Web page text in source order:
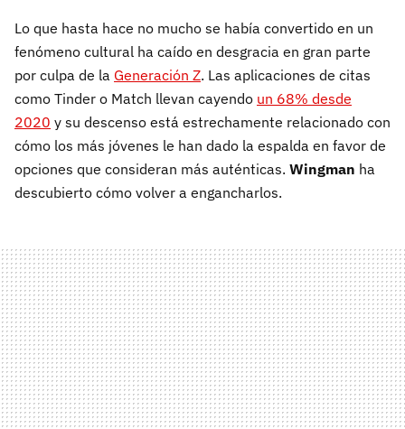
Lo que hasta hace no mucho se había convertido en un
fenómeno cultural ha caído en desgracia en gran parte
por culpa de la Generación Z. Las aplicaciones de citas
como Tinder o Match llevan cayendo un 68% desde
2020 y su descenso está estrechamente relacionado con
cómo los más jóvenes le han dado la espalda en favor de
opciones que consideran más auténticas. Wingman ha
descubierto cómo volver a engancharlos.